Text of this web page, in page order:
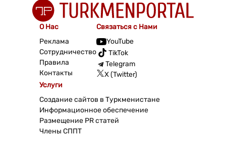
О Нас
Реклама
Сотрудничество
Правила
Контакты
Связаться с Нами
YouTube
TikTok
Telegram
X (Twitter)
Услуги
Создание сайтов в Туркменистане
Информационное обеспечение
Размещение PR статей
Члены СППТ